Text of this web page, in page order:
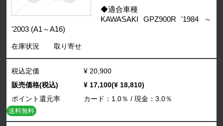
◆適合車種
KAWASAKI GPZ900R '1984 ～
'2003 (A1～A16)
在庫状況 取り寄せ
税込定価
¥ 20,900
販売価格(税込)
¥ 17,100(¥ 18,810)
ポイント還元率
カード：1.0％ / 現金：3.0％
送料無料